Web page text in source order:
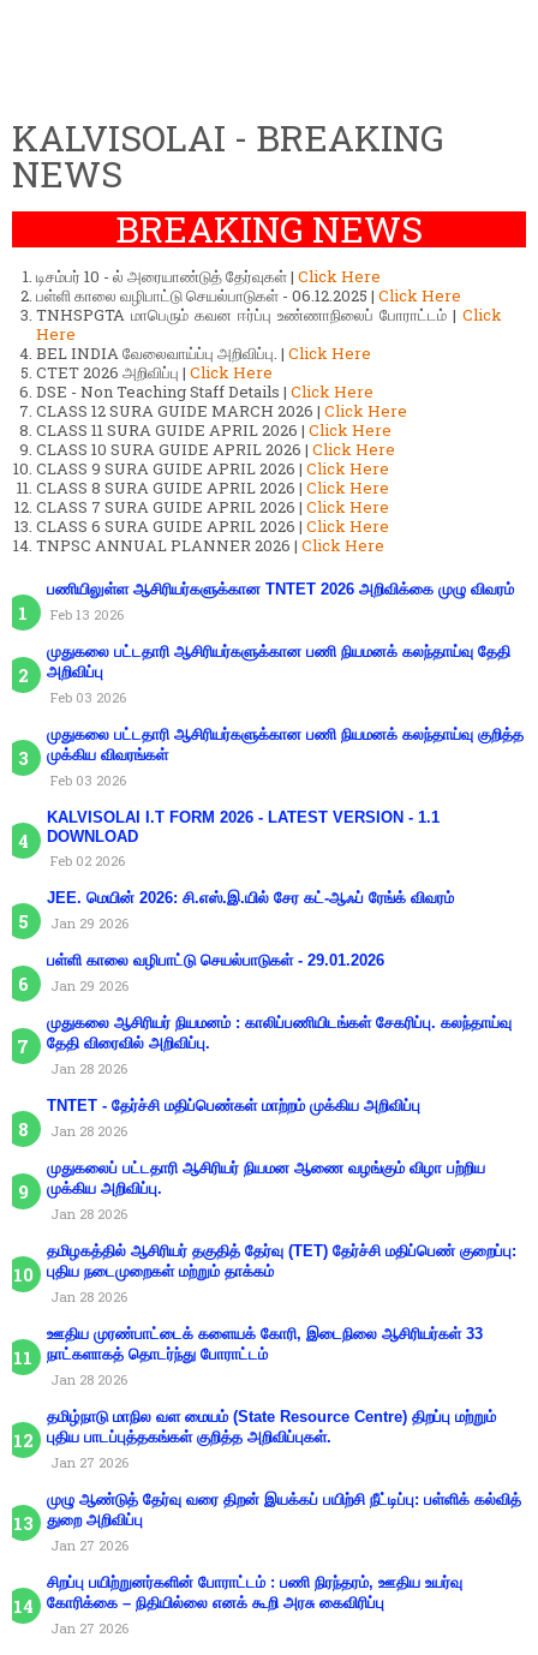
KALVISOLAI - BREAKING
NEWS
BREAKING NEWS
டிசம்பர் 10 - ல் அரையாண்டுத் தேர்வுகள் | Click Here
பள்ளி காலை வழிபாட்டு செயல்பாடுகள் - 06.12.2025 | Click Here
TNHSPGTA மாபெரும் கவன ஈர்ப்பு உண்ணாநிலைப் போராட்டம் | Click
Here
BEL INDIA வேலைவாய்ப்பு அறிவிப்பு. | Click Here
CTET 2026 அறிவிப்பு | Click Here
DSE - Non Teaching Staff Details | Click Here
CLASS 12 SURA GUIDE MARCH 2026 | Click Here
CLASS 11 SURA GUIDE APRIL 2026 | Click Here
CLASS 10 SURA GUIDE APRIL 2026 | Click Here
CLASS 9 SURA GUIDE APRIL 2026 | Click Here
CLASS 8 SURA GUIDE APRIL 2026 | Click Here
CLASS 7 SURA GUIDE APRIL 2026 | Click Here
CLASS 6 SURA GUIDE APRIL 2026 | Click Here
TNPSC ANNUAL PLANNER 2026 | Click Here
பணியிலுள்ள ஆசிரியர்களுக்கான TNTET 2026 அறிவிக்கை முழு விவரம்
Feb 13 2026
முதுகலை பட்டதாரி ஆசிரியர்களுக்கான பணி நியமனக் கலந்தாய்வு தேதி
அறிவிப்பு
Feb 03 2026
முதுகலை பட்டதாரி ஆசிரியர்களுக்கான பணி நியமனக் கலந்தாய்வு குறித்த
முக்கிய விவரங்கள்
Feb 03 2026
KALVISOLAI I.T FORM 2026 - LATEST VERSION - 1.1
DOWNLOAD
Feb 02 2026
JEE. மெயின் 2026: சி.எஸ்.இ.யில் சேர கட்-ஆஃப் ரேங்க் விவரம்
Jan 29 2026
பள்ளி காலை வழிபாட்டு செயல்பாடுகள் - 29.01.2026
Jan 29 2026
முதுகலை ஆசிரியர் நியமனம் : காலிப்பணியிடங்கள் சேகரிப்பு. கலந்தாய்வு
தேதி விரைவில் அறிவிப்பு.
Jan 28 2026
TNTET - தேர்ச்சி மதிப்பெண்கள் மாற்றம் முக்கிய அறிவிப்பு
Jan 28 2026
முதுகலைப் பட்டதாரி ஆசிரியர் நியமன ஆணை வழங்கும் விழா பற்றிய
முக்கிய அறிவிப்பு.
Jan 28 2026
தமிழகத்தில் ஆசிரியர் தகுதித் தேர்வு (TET) தேர்ச்சி மதிப்பெண் குறைப்பு:
புதிய நடைமுறைகள் மற்றும் தாக்கம்
Jan 28 2026
ஊதிய முரண்பாட்டைக் களையக் கோரி, இடைநிலை ஆசிரியர்கள் 33
நாட்களாகத் தொடர்ந்து போராட்டம்
Jan 28 2026
தமிழ்நாடு மாநில வள மையம் (State Resource Centre) திறப்பு மற்றும்
புதிய பாடப்புத்தகங்கள் குறித்த அறிவிப்புகள்.
Jan 27 2026
முழு ஆண்டுத் தேர்வு வரை திறன் இயக்கப் பயிற்சி நீட்டிப்பு: பள்ளிக் கல்வித்
துறை அறிவிப்பு
Jan 27 2026
சிறப்பு பயிற்றுனர்களின் போராட்டம் : பணி நிரந்தரம், ஊதிய உயர்வு
கோரிக்கை – நிதியில்லை எனக் கூறி அரசு கைவிரிப்பு
Jan 27 2026